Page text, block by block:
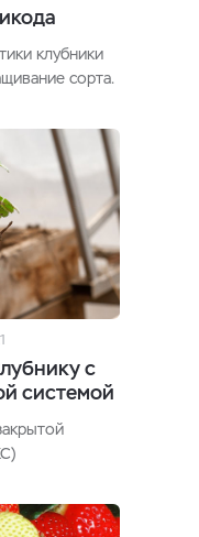
клубники
сорта.
c
системой